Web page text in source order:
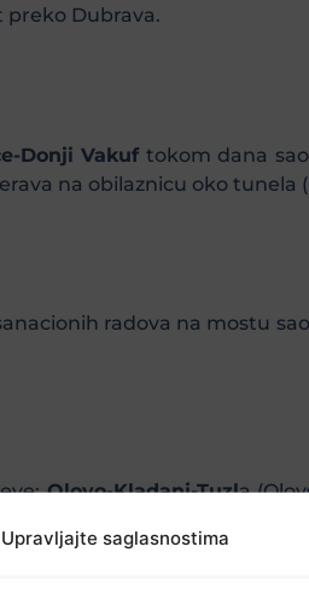
Upravljajte saglasnostima
preko Dubrava.
Donji Vakuftokom dana
na obilaznicu oko tunela
radova na mostu
Olovo-Kladanj-Tuzla
vrela do mosta Begića i
(na izlazu iz Gruda) i